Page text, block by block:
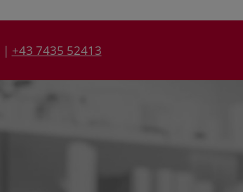
| +43 7435 52413